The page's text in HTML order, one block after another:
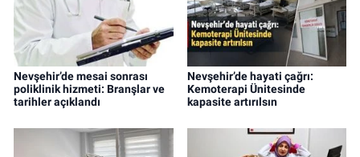
Nevşehir’de mesai sonrası
poliklinik hizmeti: Branşlar ve
tarihler açıklandı
Nevşehir’de hayati çağrı:
Kemoterapi Ünitesinde
kapasite artırılsın